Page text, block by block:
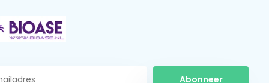
Abonneer